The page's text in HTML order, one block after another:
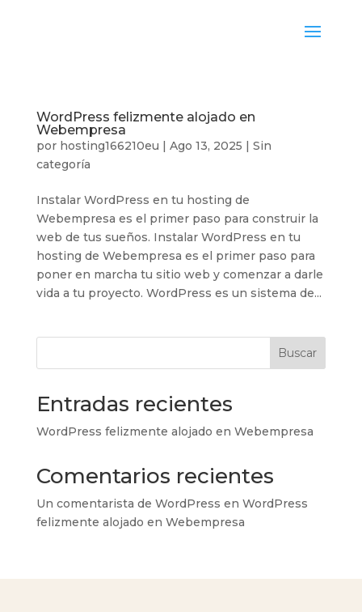
WordPress felizmente alojado en
Webempresa
por hosting166210eu | Ago 13, 2025 | Sin
categoría
Instalar WordPress en tu hosting de
Webempresa es el primer paso para construir la
web de tus sueños. Instalar WordPress en tu
hosting de Webempresa es el primer paso para
poner en marcha tu sitio web y comenzar a darle
vida a tu proyecto. WordPress es un sistema de...
Buscar
Entradas recientes
WordPress felizmente alojado en Webempresa
Comentarios recientes
Un comentarista de WordPress en WordPress
felizmente alojado en Webempresa